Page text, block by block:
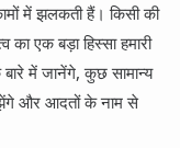
में झलकती हैं। किसी की
का एक बड़ा हिस्सा हमारी
में जानेंगे, कुछ सामान्य
और आदतों के नाम से